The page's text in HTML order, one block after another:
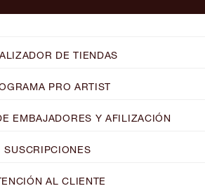
DE TIENDAS
PRO ARTIST
EMBAJADORES Y AFILIZACIÓN
SUSCRIPCIONES
AL CLIENTE